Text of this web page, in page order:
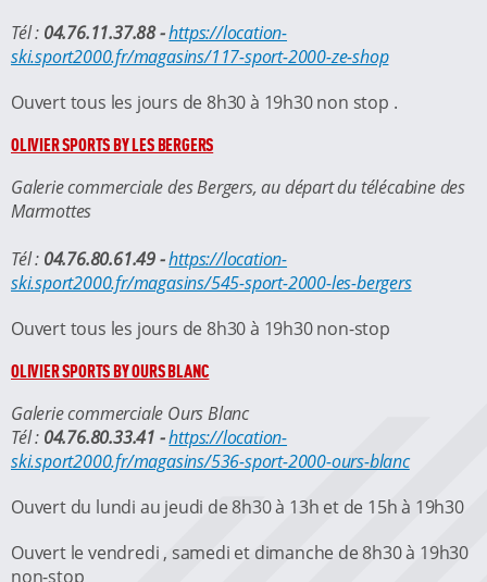
Tél : 04.76.11.37.88 -https://location-
ski.sport2000.fr/magasins/117-sport-2000-ze-shop
Ouvert tous les jours de 8h30 à 19h30 non stop .
OLIVIER SPORTS BY LES BERGERS
Galerie commerciale des Bergers, au départ du télécabine des
Marmottes
Tél : 04.76.80.61.49 -https://location-
ski.sport2000.fr/magasins/545-sport-2000-les-bergers
Ouvert tous les jours de 8h30 à 19h30 non-stop
OLIVIER SPORTS BY OURS BLANC
Galerie commerciale Ours Blanc
Tél : 04.76.80.33.41 -https://location-
ski.sport2000.fr/magasins/536-sport-2000-ours-blanc
Ouvert du lundi au jeudi de 8h30 à 13h et de 15h à 19h30
Ouvert le vendredi , samedi et dimanche de 8h30 à 19h30
non-stop